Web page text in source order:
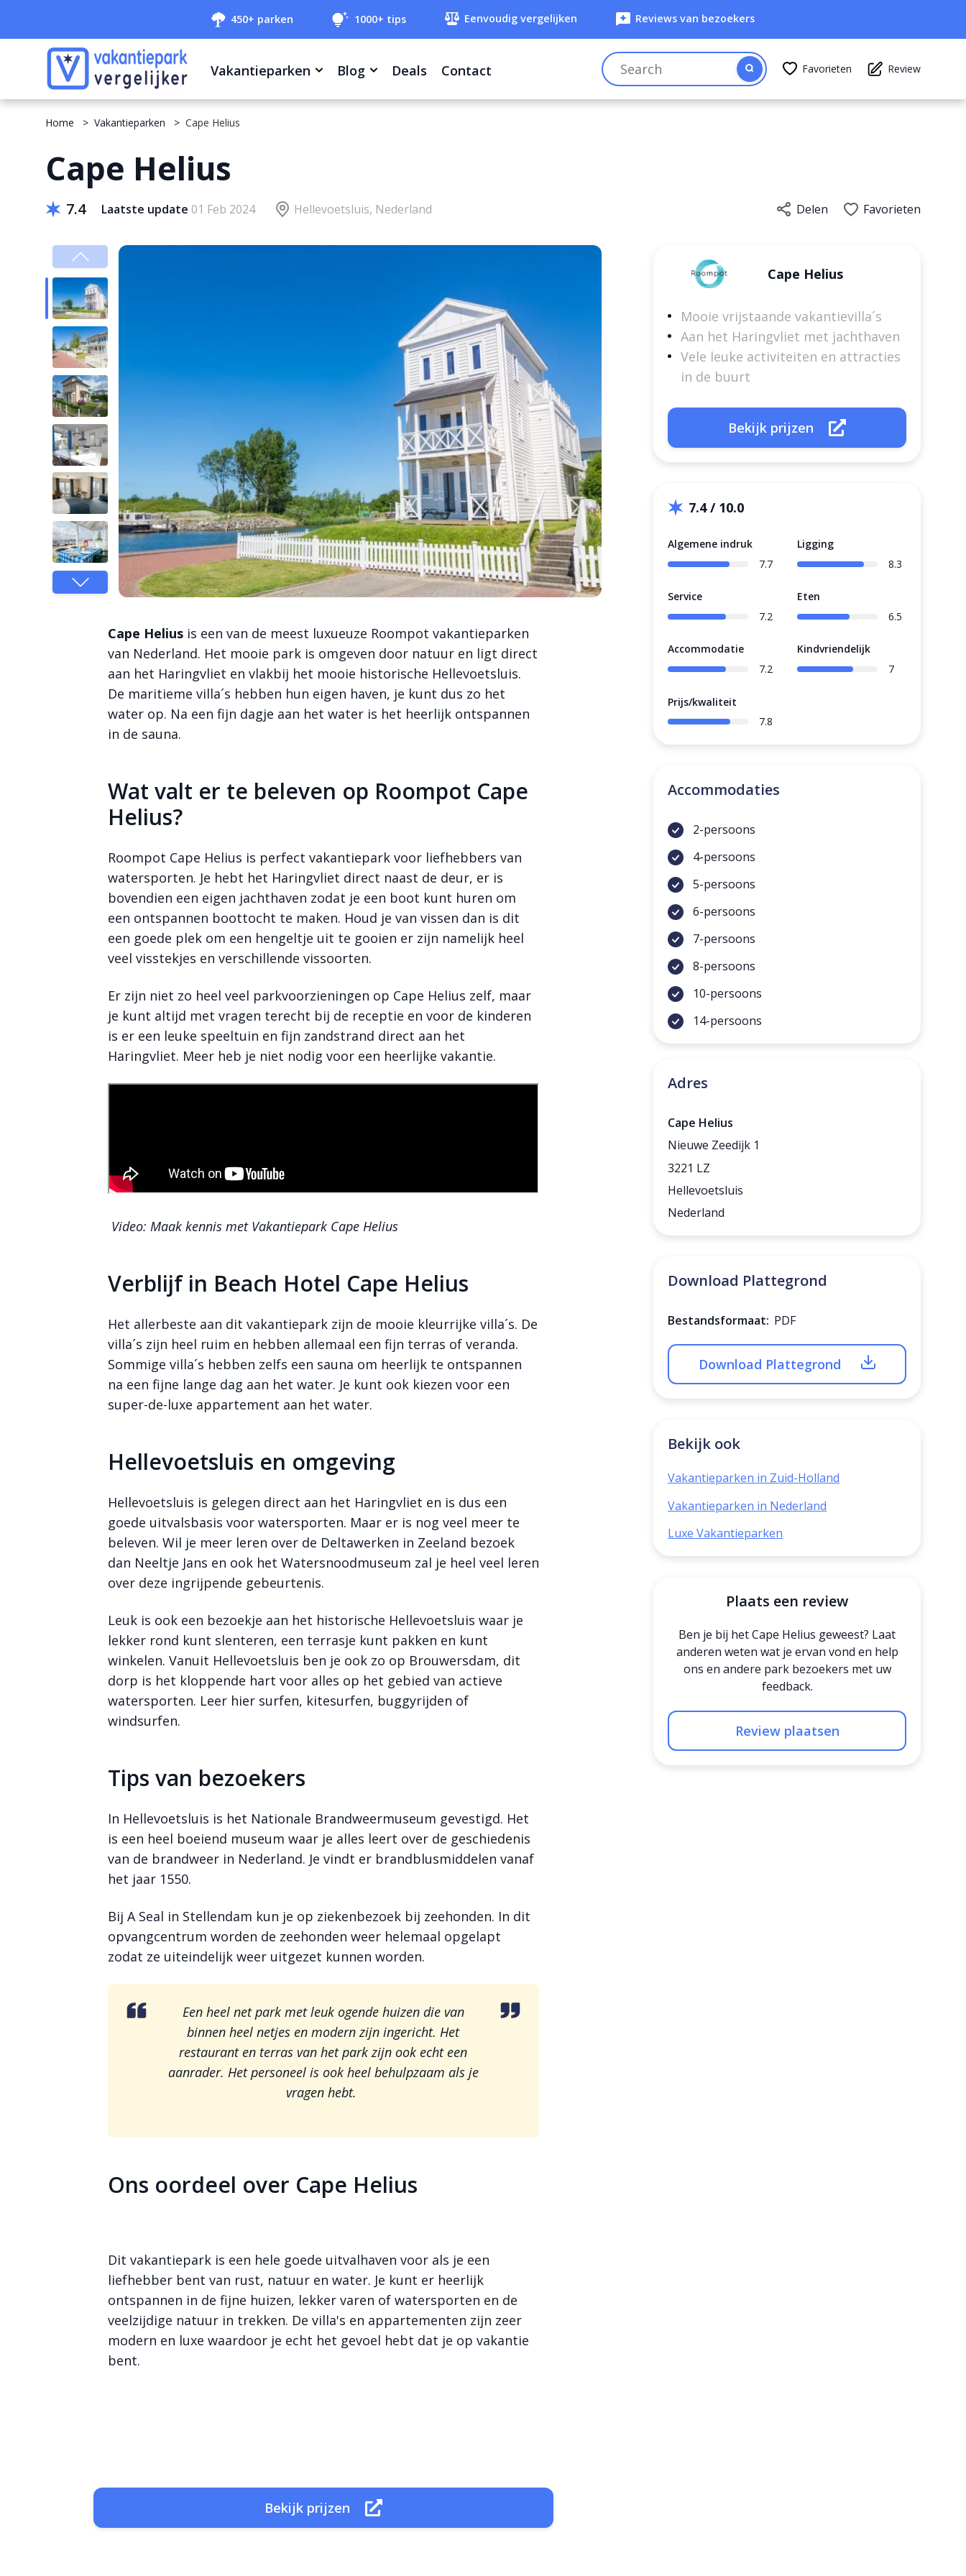
450+ parken 1000+ tips Eenvoudig vergelijken Reviews van bezoekers
Vakantieparken Blog Deals Contact Favorieten Review
Home Vakantieparken Cape Helius
Cape Helius
7.4 Laatste update 01 Feb 2024 Hellevoetsluis, Nederland Delen Favorieten
Cape Helius is een van de meest luxueuze Roompot vakantieparken
van Nederland. Het mooie park is omgeven door natuur en ligt direct
aan het Haringvliet en vlakbij het mooie historische Hellevoetsluis.
De maritieme villa´s hebben hun eigen haven, je kunt dus zo het
water op. Na een fijn dagje aan het water is het heerlijk ontspannen
in de sauna.
Wat valt er te beleven op Roompot Cape
Helius?
Roompot Cape Helius is perfect vakantiepark voor liefhebbers van
watersporten. Je hebt het Haringvliet direct naast de deur, er is
bovendien een eigen jachthaven zodat je een boot kunt huren om
een ontspannen boottocht te maken. Houd je van vissen dan is dit
een goede plek om een hengeltje uit te gooien er zijn namelijk heel
veel visstekjes en verschillende vissoorten.
Er zijn niet zo heel veel parkvoorzieningen op Cape Helius zelf, maar
je kunt altijd met vragen terecht bij de receptie en voor de kinderen
is er een leuke speeltuin en fijn zandstrand direct aan het
Haringvliet. Meer heb je niet nodig voor een heerlijke vakantie.
Video: Maak kennis met Vakantiepark Cape Helius
Verblijf in Beach Hotel Cape Helius
Het allerbeste aan dit vakantiepark zijn de mooie kleurrijke villa´s. De
villa´s zijn heel ruim en hebben allemaal een fijn terras of veranda.
Sommige villa´s hebben zelfs een sauna om heerlijk te ontspannen
na een fijne lange dag aan het water. Je kunt ook kiezen voor een
super-de-luxe appartement aan het water.
Hellevoetsluis en omgeving
Hellevoetsluis is gelegen direct aan het Haringvliet en is dus een
goede uitvalsbasis voor watersporten. Maar er is nog veel meer te
beleven. Wil je meer leren over de Deltawerken in Zeeland bezoek
dan Neeltje Jans en ook het Watersnoodmuseum zal je heel veel leren
over deze ingrijpende gebeurtenis.
Leuk is ook een bezoekje aan het historische Hellevoetsluis waar je
lekker rond kunt slenteren, een terrasje kunt pakken en kunt
winkelen. Vanuit Hellevoetsluis ben je ook zo op Brouwersdam, dit
dorp is het kloppende hart voor alles op het gebied van actieve
watersporten. Leer hier surfen, kitesurfen, buggyrijden of
windsurfen.
Tips van bezoekers
In Hellevoetsluis is het Nationale Brandweermuseum gevestigd. Het
is een heel boeiend museum waar je alles leert over de geschiedenis
van de brandweer in Nederland. Je vindt er brandblusmiddelen vanaf
het jaar 1550.
Bij A Seal in Stellendam kun je op ziekenbezoek bij zeehonden. In dit
opvangcentrum worden de zeehonden weer helemaal opgelapt
zodat ze uiteindelijk weer uitgezet kunnen worden.
Een heel net park met leuk ogende huizen die van
binnen heel netjes en modern zijn ingericht. Het
restaurant en terras van het park zijn ook echt een
aanrader. Het personeel is ook heel behulpzaam als je
vragen hebt.
Ons oordeel over Cape Helius
Dit vakantiepark is een hele goede uitvalhaven voor als je een
liefhebber bent van rust, natuur en water. Je kunt er heerlijk
ontspannen in de fijne huizen, lekker varen of watersporten en de
veelzijdige natuur in trekken. De villa's en appartementen zijn zeer
modern en luxe waardoor je echt het gevoel hebt dat je op vakantie
bent.
Bekijk prijzen
Cape Helius
Mooie vrijstaande vakantievilla´s
Aan het Haringvliet met jachthaven
Vele leuke activiteiten en attracties
in de buurt
Bekijk prijzen
7.4 / 10.0
Algemene indruk
7.7
Ligging
8.3
Service
7.2
Eten
6.5
Accommodatie
7.2
Kindvriendelijk
7
Prijs/kwaliteit
7.8
Accommodaties
2-persoons
4-persoons
5-persoons
6-persoons
7-persoons
8-persoons
10-persoons
14-persoons
Adres
Cape Helius
Nieuwe Zeedijk 1
3221 LZ
Hellevoetsluis
Nederland
Download Plattegrond
Bestandsformaat: PDF
Download Plattegrond
Bekijk ook
Vakantieparken in Zuid-Holland
Vakantieparken in Nederland
Luxe Vakantieparken
Plaats een review
Ben je bij het Cape Helius geweest? Laat
anderen weten wat je ervan vond en help
ons en andere park bezoekers met uw
feedback.
Review plaatsen